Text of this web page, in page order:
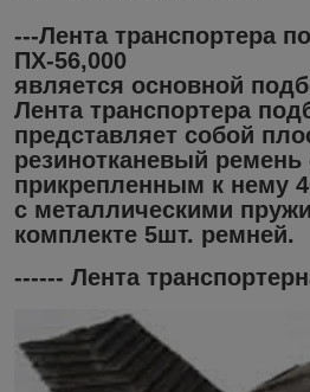
---Лента транспортера
ПХ-56,000
является основной
Лента транспортера
представляет собой
резинотканевый ремень
прикрепленным к нему
с металлическими
комплекте 5шт. ремней.
------ Лента